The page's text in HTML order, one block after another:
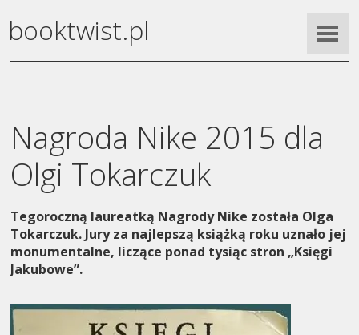
booktwist.pl
Nagroda Nike 2015 dla
Olgi Tokarczuk
Tegoroczną laureatką Nagrody Nike została Olga
Tokarczuk. Jury za najlepszą książką roku uznało jej
monumentalne, liczące ponad tysiąc stron „Księgi
Jakubowe”.